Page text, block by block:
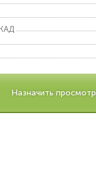
Назначить просмотр